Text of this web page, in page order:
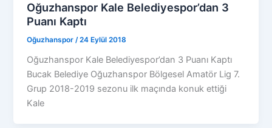
Oğuzhanspor Kale Belediyespor’dan 3
Puanı Kaptı
Oğuzhanspor/24 Eylül 2018
Oğuzhanspor Kale Belediyespor’dan 3 Puanı Kaptı
Bucak Belediye Oğuzhanspor Bölgesel Amatör Lig 7.
Grup 2018-2019 sezonu ilk maçında konuk ettiği
Kale